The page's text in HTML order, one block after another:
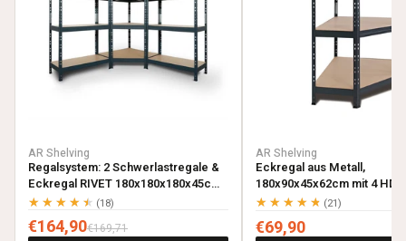
AR Shelving
Regalsystem: 2 Schwerlastregale &
Eckregal RIVET 180x180x180x45cm
mit 4 HDF-Böden, anthrazitgrau
★★★★★ (18)
€164,90€169,71
AR Shelving
Eckregal aus Metall,
180x90x45x62cm mit 4
anthrazitgrau
★★★★★ (21)
€69,90